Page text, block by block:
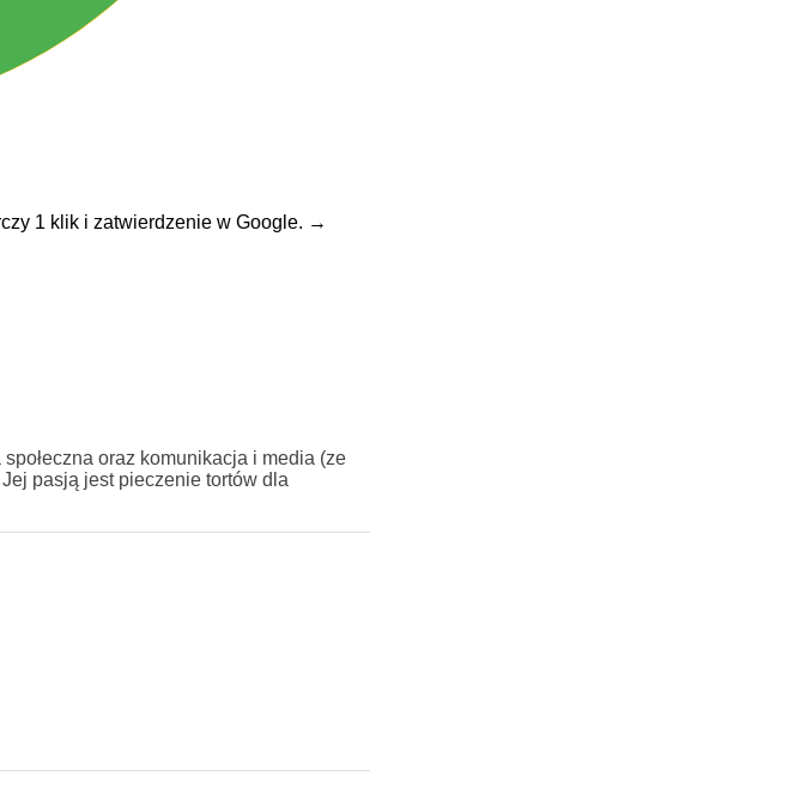
1 klik i zatwierdzenie w Google. →
oraz komunikacja i media (ze
pasją jest pieczenie tortów dla